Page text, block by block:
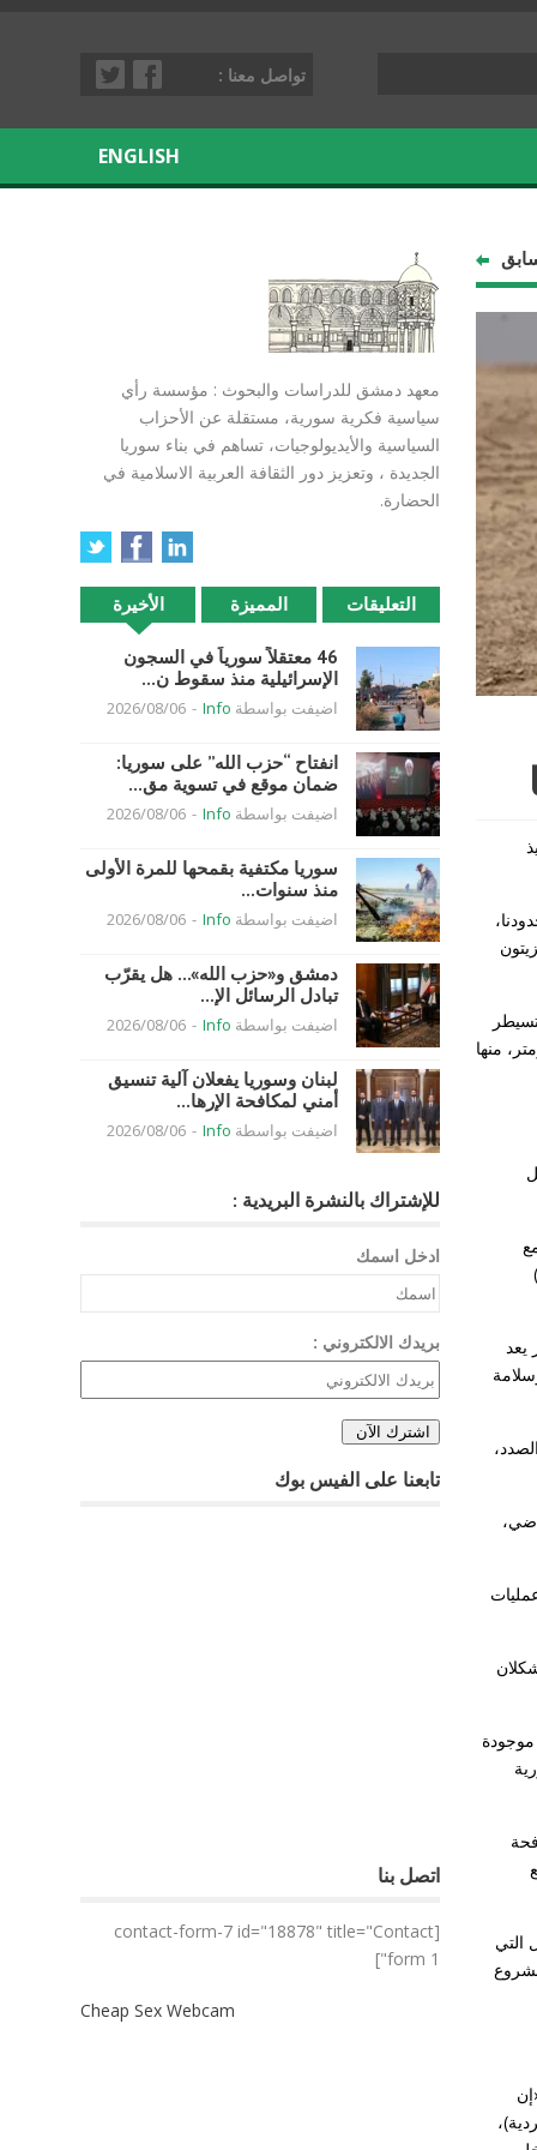
تواصل معنا :
ENGLISH
إرهابيا»، في مناطق العمليات، وبلغ إجمالي طول الأنفاق التي تم تدميرها 702 كيلومتر، منها
يعد
والعراق لمدة 3 سنوات لتنفيذ عمليات
التي
معهد دمشق للدراسات والبحوث : مؤسسة رأي
سياسية فكرية سورية، مستقلة عن الأحزاب
السياسية والأيديولوجيات، تساهم في بناء سوريا
الجديدة ، وتعزيز دور الثقافة العربية الاسلامية في
الحضارة.
الأخيرة المميزة التعليقات
46 معتقلاً سورياً في السجون
الإسرائيلية منذ سقوط ن...
اضيفت بواسطة Info
-
2026/08/06
انفتاح “حزب الله” على سوريا:
ضمان موقع في تسوية مق...
اضيفت بواسطة Info
-
2026/08/06
سوريا مكتفية بقمحها للمرة الأولى
منذ سنوات...
اضيفت بواسطة Info
-
2026/08/06
دمشق و«حزب الله»… هل يقرّب
تبادل الرسائل الإ...
اضيفت بواسطة Info
-
2026/08/06
لبنان وسوريا يفعلان آلية تنسيق
أمني لمكافحة الإرها...
اضيفت بواسطة Info
-
2026/08/06
للإشتراك بالنشرة البريدية :
ادخل اسمك
بريدك الالكتروني :
تابعنا على الفيس بوك
اتصل بنا
[contact-form-7 id="18878" title="Contact
form 1"]
Cheap Sex Webcam